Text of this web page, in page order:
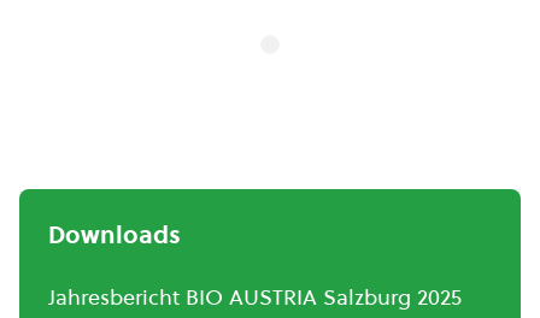
Downloads
Jahresbericht BIO AUSTRIA Salzburg 2025